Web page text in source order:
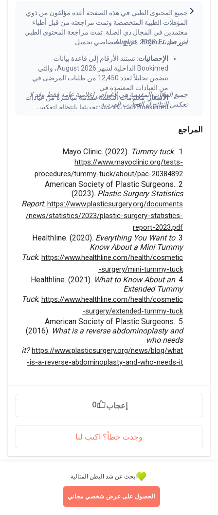
جميع المحتوى الطبي في هذه الصفحة أعده مؤلفون من ذوي
المؤهلات الطبية المتخصصة وتمت مراجعته من قبل أطباء
معتمدين في المجال ذي الصلة. تمت مراجعة المحتوى الطبي
من قبل Ergin Er، جراح اختصاصي تجميل.
آخر تحديث: August, 2026.
الإحصائيات: تستند الأرقام إلى قاعدة بيانات
Bookimed الداخلية لشهر August 2026، والتي
تتضمن تحليلاً لعدد 12,450 من طلبات المرضى في
من العيادات المعتمدة في .
الأسعار: معلومات التكلفة مقدمة مباشرة من عيادات
Bookimed الشريكة ويتم تحديثها بانتظام لتعكس
البيانات السريرية
: يتم جمع نتائج العلاج وأرقام رضا
المرضى من قاعدة بيانات العيادات المعتمدة على
Bookimed وبدعم من بيانات مصادر طبية محكمة
مثل PubMed وThe Lancet وJAMA وNEJM
(2023–2026).
جميع البيانات المقدمة هي لأغراض إعلامية عامة فقط وقد لا
تعكس النتائج أو التجارب الفردية.
المراجع
Mayo Clinic. (2022). Tummy tuck.
https://www.mayoclinic.org/tests-
procedures/tummy-tuck/about/pac-20384892
American Society of Plastic Surgeons.
(2023). Plastic Surgery Statistics
Report. https://www.plasticsurgery.org/documents
/news/statistics/2023/plastic-surgery-statistics-
report-2023.pdf
Healthline. (2020). Everything You Want to
Know About a Mini Tummy
Tuck. https://www.healthline.com/health/cosmetic
-surgery/mini-tummy-tuck
Healthline. (2021). What to Know About an
Extended Tummy
Tuck. https://www.healthline.com/health/cosmetic
-surgery/extended-tummy-tuck
American Society of Plastic Surgeons.
(2016). What is a reverse abdominoplasty and
who needs
it? https://www.plasticsurgery.org/news/blog/what
-is-a-reverse-abdominoplasty-and-who-needs-it
إعجاب 0
وجدت خطأ؟ اكتب لنا
Plastic Surgery
ابحث عن شد البطن المثالية
الحصول على عرض شخصي مجاني